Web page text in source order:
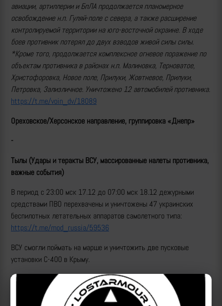
авиации, артиллерии и БпЛА продолжается планомерное
освобождение н.п. Гуляй-поле с севера, а также расширение
контролируемой территории на юго-восточной окраине. В ходе
боев противник потерял до двух взводов живой силы силы.
*Кроме того, продолжается комплексное огневое поражение по
объектам противника в районах н.п. Малиновка, Терноватое,
Христофоровка, Новое поле, Прилуки, Жовтневое, Прилуки,
Петровка, Зализличное. Уничтожено 12 автомобилей противника.
https://t.me/voin_dv/18089
Ореховское/Херсонское направление, группировка «Днепр»
-
Тылы (Удары и теракты ВСУ, массированные налеты противника,
важные события)
В период с 23:00 мск 17.12 до 07:00 мск 18.12 дежурными
средствами ПВО перехвачены и уничтожены 47 украинских
беспилотных летательных аппаратов самолетного типа:
https://t.me/mod_russia/59536
ВСУ смогли поймать на марше и уничтожить две пусковые
установки С-400 в Крыму.
Удары по Украине:
Хронология:
https://t.me/lost_armour/7473